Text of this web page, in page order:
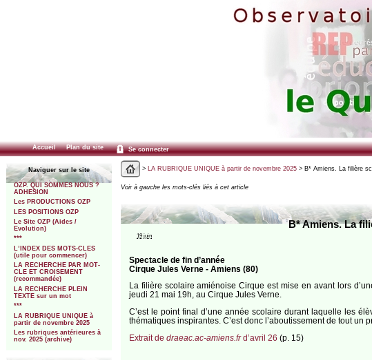
Accueil Plan du site Se connecter
Naviguer sur le site
OZP. QUI SOMMES NOUS ?
ADHESION
Les PRODUCTIONS OZP
LES POSITIONS OZP
Le Site OZP (Aides /
Evolution)
***
L’INDEX DES MOTS-CLES
(utile pour commencer)
LA RECHERCHE PAR MOT-
CLE ET CROISEMENT
(recommandée)
LA RECHERCHE PLEIN
TEXTE sur un mot
***
LA RUBRIQUE UNIQUE à
partir de novembre 2025
Les rubriques antérieures à
nov. 2025 (archive)
> LA RUBRIQUE UNIQUE à partir de novembre 2025> B* Amiens. La filière
Voir à gauche les mots-clés liés à cet article
B* Amiens. La
19 juin
Spectacle de fin d’année
Cirque Jules Verne - Amiens (80)
La filière scolaire amiénoise Cirque est mise en avant lors
jeudi 21 mai 19h, au Cirque Jules Verne.
C’est le point final d’une année scolaire durant laquelle les
thématiques inspirantes. C’est donc l’aboutissement de tout
Extrait de draeac.ac-amiens.frd’avril 26 (p. 15)